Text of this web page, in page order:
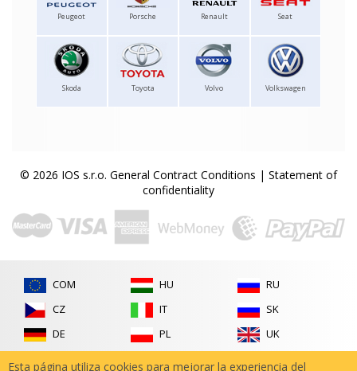
Peugeot Porsche Renault Seat
Skoda Toyota Volvo Volkswagen
© 2026 IOS s.r.o. General Contract Conditions | Statement of
confidentiality
COM
CZ
DE
HU
IT
PL
RU
SK
UK
Esta página utiliza cookies para mejorar la experiencia del